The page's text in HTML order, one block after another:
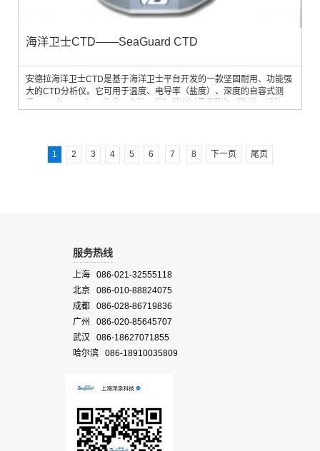
海洋卫士CTD——SeaGuard CTD
安德拉海洋卫士CTD是基于海洋卫士平台开发的一款坚固耐用、功能强
大的CTD分析仪。它可用于温度、电导率（盐度）、深度的自容式测
1 2 3 4 5 6 7 8 下一页 尾页
服务热线
上海 086-021-32555118
北京 086-010-88824075
成都 086-028-86719836
广州 086-020-85645707
武汉 086-18627071855
哈尔滨 086-18910035809